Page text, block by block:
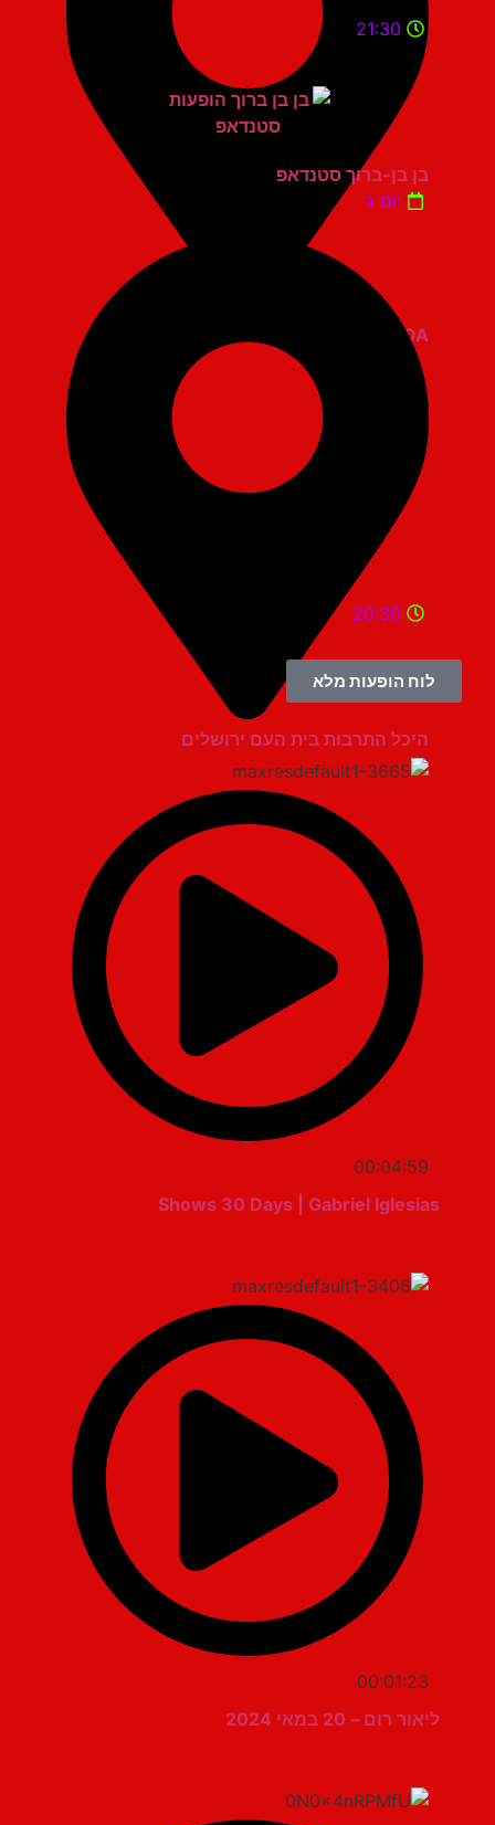
21:30
בן בן-ברוך סטנדאפ
יום ג'
היכל התרבות בית העם ירושלים
20:30
לוח הופעות מלא
00:04:59
Shows 30 Days | Gabriel Iglesias
00:01:23
ליאור רום – 20 במאי 2024